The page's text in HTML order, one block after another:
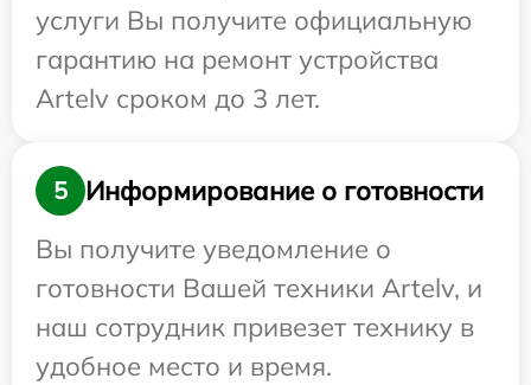
услуги Вы получите официальную
гарантию на ремонт устройства
Artelv сроком до 3 лет.
5
Информирование о готовности
Вы получите уведомление о
готовности Вашей техники Artelv, и
наш сотрудник привезет технику в
удобное место и время.